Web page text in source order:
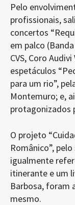
Pelo
profissionais,
concertos
em palco
CVS, Coro
espetáculos
para um rio”,
Montemuro; e,
protagonizados
O projeto
Românico”,
igualmente
itinerante e um
Barbosa, foram
mesmo.